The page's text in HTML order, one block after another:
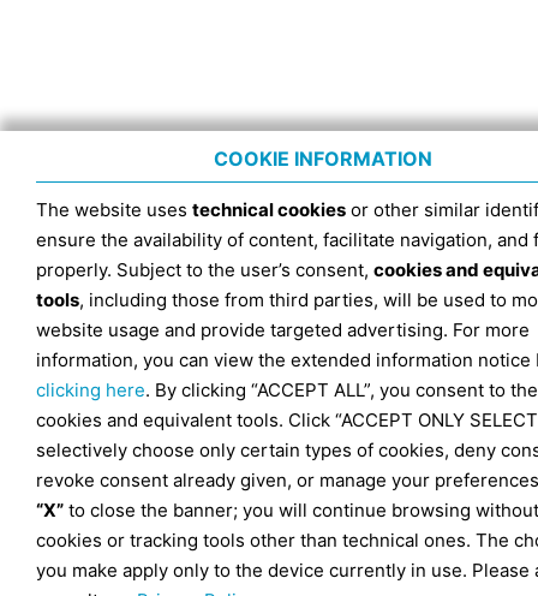
COOKIE INFORMATION
The website uses technical cookies or other similar
ensure the availability of content, facilitate navigation, and
properly. Subject to the user’s consent, cookies and
tools, including those from third parties, will be used to
website usage and provide targeted advertising. For more
information, you can view the extended information notice
clicking here. By clicking “ACCEPT ALL”, you consent to
cookies and equivalent tools. Click “ACCEPT ONLY
selectively choose only certain types of cookies, deny
revoke consent already given, or manage your
“X” to close the banner; you will continue browsing without
cookies or tracking tools other than technical ones. The
you make apply only to the device currently in use. Please